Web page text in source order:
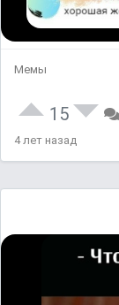
Мемы
15
4 лет назад